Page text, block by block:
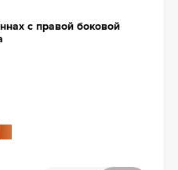
с правой боковой